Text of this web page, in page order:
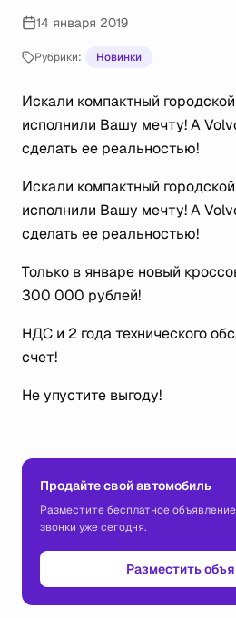
14 января 2019
Рубрики: Новинки
Искали компактный
исполнили Вашу мечту! А
сделать ее реальностью!
Искали компактный
исполнили Вашу мечту! А
сделать ее реальностью!
Только в январе новый
300 000 рублей!
НДС и 2 года технического
счет!
Не упустите выгоду!
Продайте свой автомобиль
Разместите бесплатное
звонки уже сегодня.
Разместить